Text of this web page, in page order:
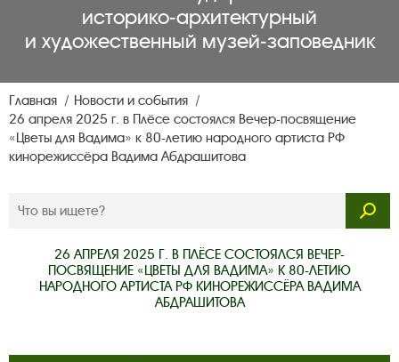
историко‑архитектурный
и художественный музей‑заповедник
Главная
Новости и события
26 апреля 2025 г. в Плёсе состоялся Вечер-посвящение
«Цветы для Вадима» к 80-летию народного артиста РФ
кинорежиссёра Вадима Абдрашитова
26 АПРЕЛЯ 2025 Г. В ПЛЁСЕ СОСТОЯЛСЯ ВЕЧЕР-
ПОСВЯЩЕНИЕ «ЦВЕТЫ ДЛЯ ВАДИМА» К 80-ЛЕТИЮ
НАРОДНОГО АРТИСТА РФ КИНОРЕЖИССЁРА ВАДИМА
АБДРАШИТОВА